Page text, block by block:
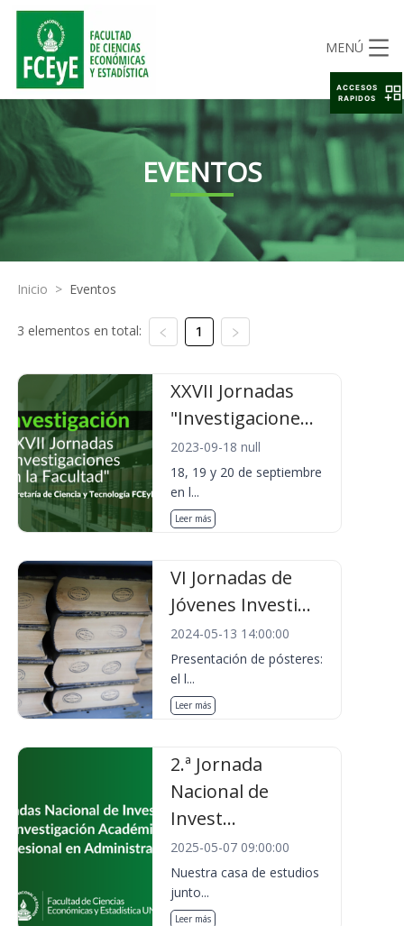
MENÚ
EVENTOS
Inicio > Eventos
3 elementos en total: 1
XXVII Jornadas
"Investigacione...
2023-09-18 null
18, 19 y 20 de septiembre
en l...
Leer más
VI Jornadas de
Jóvenes Investi...
2024-05-13 14:00:00
Presentación de pósteres:
el l...
Leer más
2.ª Jornada
Nacional de
Invest...
2025-05-07 09:00:00
Nuestra casa de estudios
junto...
Leer más
ACCESOS
RAPIDOS